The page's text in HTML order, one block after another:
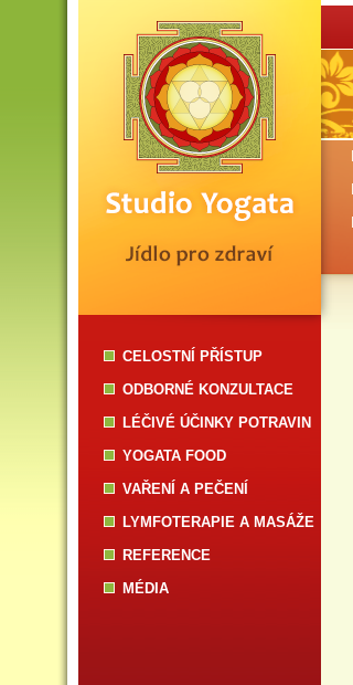
CELOSTNÍ PŘÍSTUP
ODBORNÉ KONZULTACE
LÉČIVÉ ÚČINKY POTRAVIN
YOGATA FOOD
VAŘENÍ A PEČENÍ
LYMFOTERAPIE A MASÁŽE
REFERENCE
MÉDIA